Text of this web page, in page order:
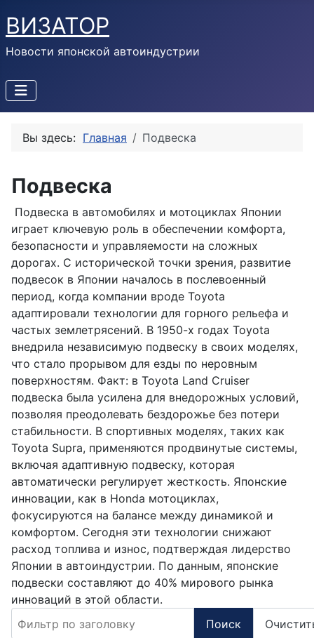
ВИЗАТОР
Новости японской автоиндустрии
Вы здесь: Главная Подвеска
Подвеска
Подвеска в автомобилях и мотоциклах Японии
играет ключевую роль в обеспечении комфорта,
безопасности и управляемости на сложных
дорогах. С исторической точки зрения, развитие
подвесок в Японии началось в послевоенный
период, когда компании вроде Toyota
адаптировали технологии для горного рельефа и
частых землетрясений. В 1950-х годах Toyota
внедрила независимую подвеску в своих моделях,
что стало прорывом для езды по неровным
поверхностям. Факт: в Toyota Land Cruiser
подвеска была усилена для внедорожных условий,
позволяя преодолевать бездорожье без потери
стабильности. В спортивных моделях, таких как
Toyota Supra, применяются продвинутые системы,
включая адаптивную подвеску, которая
автоматически регулирует жесткость. Японские
инновации, как в Honda мотоциклах,
фокусируются на балансе между динамикой и
комфортом. Сегодня эти технологии снижают
расход топлива и износ, подтверждая лидерство
Японии в автоиндустрии. По данным, японские
подвески составляют до 40% мирового рынка
инноваций в этой области.
Поиск